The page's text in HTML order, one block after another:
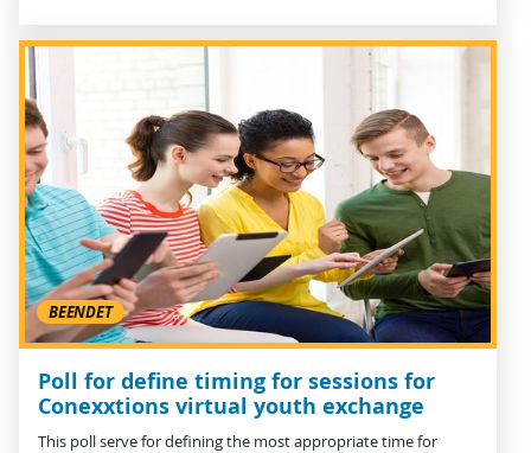
BEENDET
Poll for define timing for sessions for
Conexxtions virtual youth exchange
This poll serve for defining the most appropriate time for